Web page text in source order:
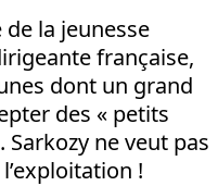
la jeunesse
française,
dont un grand
des « petits
ne veut pas
!